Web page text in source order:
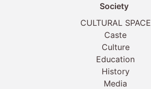
Society
CULTURAL SPACE
Caste
Culture
Education
History
Media